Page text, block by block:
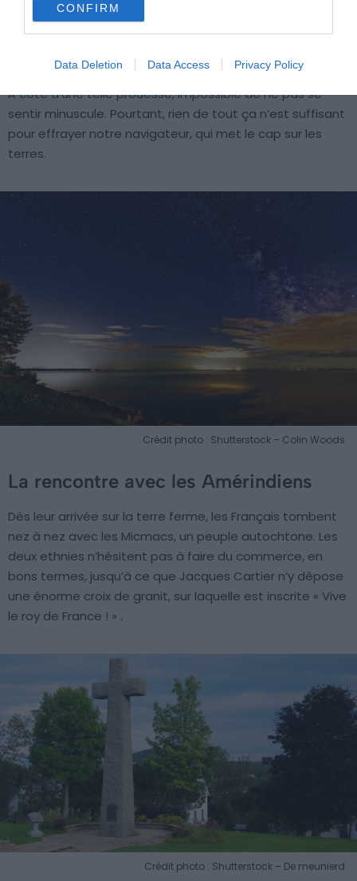
CONFIRM
Data Deletion Data Access Privacy Policy
puisque l’eau se jette frontalement sur des énormes
falaises, donnant l’impression que la terre s’y est
À côté d’une telle prouesse, impossible de ne pas se
sentir minuscule. Pourtant, rien de tout ça n’est suffisant
pour effrayer notre navigateur, qui met le cap sur les
terres.
Crédit photo : Shutterstock – Colin Woods
La rencontre avec les Amérindiens
Dès leur arrivée sur la terre ferme, les Français tombent
nez à nez avec les Micmacs, un peuple autochtone. Les
deux ethnies n’hésitent pas à faire du commerce, en
bons termes, jusqu’à ce que Jacques Cartier n’y dépose
une énorme croix de granit, sur laquelle est inscrite « Vive
le roy de France ! » .
Crédit photo : Shutterstock – De meunierd